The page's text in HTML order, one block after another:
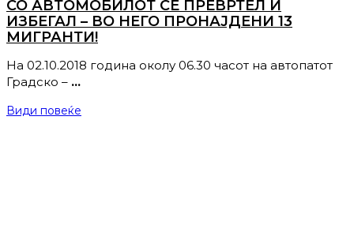
СО АВТОМОБИЛОТ СЕ ПРЕВРТЕЛ И
ИЗБЕГАЛ – ВО НЕГО ПРОНАЈДЕНИ 13
МИГРАНТИ!
На 02.10.2018 година околу 06.30 часот на автопатот
Градско – …
Види повеќе